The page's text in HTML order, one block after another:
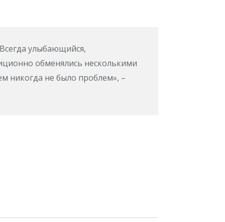
улыбающийся,
обменялись несколькими
никогда не было проблем», –